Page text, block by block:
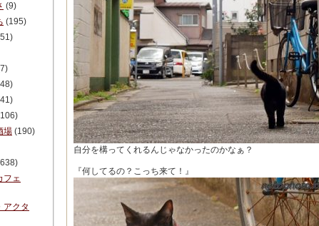
自分を構ってくれるんじゃなかったのかなぁ？
『何してるの？こっち来て！』
(9)
(195)
場 (190)
フェ
アクタ